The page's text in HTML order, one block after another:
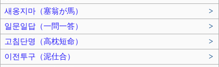
새옹지마（塞翁が馬）
>
일문일답（一問一答）
>
고침단명（高枕短命）
>
이전투구（泥仕合）
>